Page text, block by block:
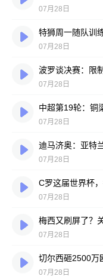
07月28日
07月28日
07月28日
07月28日
07月28日
C罗这届世界杯
07月28日
07月28日
07月28日